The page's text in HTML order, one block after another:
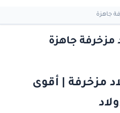
جاهزة
مزخرفة جاهزة
مزخرفة | أقوى